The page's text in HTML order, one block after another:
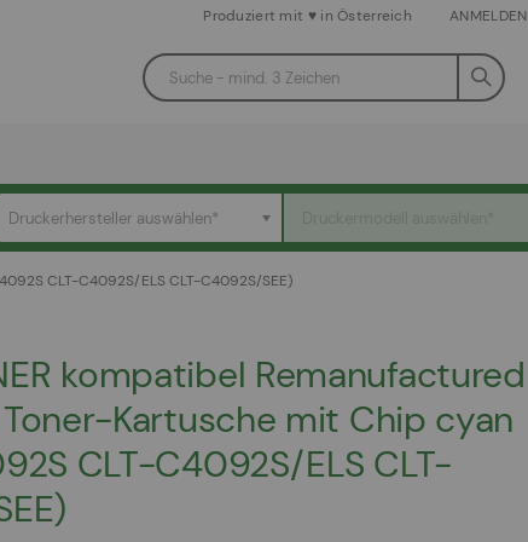
Produziert mit ♥ in Österreich ANMELDEN
Druckerhersteller auswählen*
CLT-C4092S/ELS CLT-C4092S/SEE)
kompatibel Remanufactured
Kartusche mit Chip cyan
CLT-C4092S/ELS CLT-